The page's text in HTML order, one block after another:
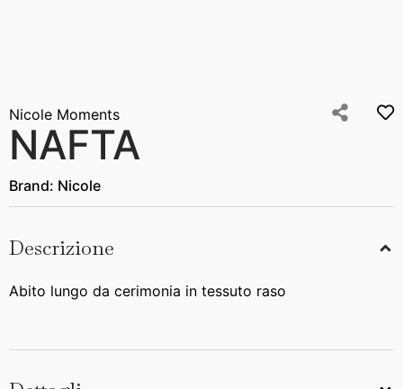
Nicole Moments
NAFTA
Brand: Nicole
Descrizione
Abito lungo da cerimonia in tessuto raso